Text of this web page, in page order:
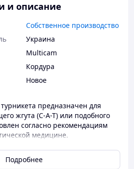
и описание
Собственное производство
Украина
Multicam
Кордура
Новое
предназначен для
жгута (C-A-T) или подобного
согласно рекомендациям
медицине.
Подробнее